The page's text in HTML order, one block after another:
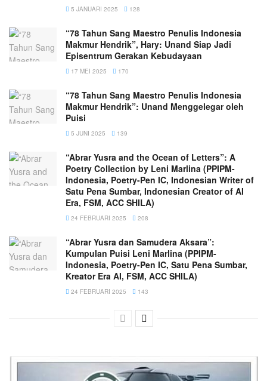
5 JANUARI 2025 128
“78 Tahun Sang Maestro Penulis Indonesia
Makmur Hendrik”, Hary: Unand Siap Jadi
Episentrum Gerakan Kebudayaan
17 MEI 2025 170
“78 Tahun Sang Maestro Penulis Indonesia
Makmur Hendrik”: Unand Menggelegar oleh
Puisi
5 JUNI 2025 139
“Abrar Yusra and the Ocean of Letters”: A
Poetry Collection by Leni Marlina (PPIPM-
Indonesia, Poetry-Pen IC, Indonesian Writer of
Satu Pena Sumbar, Indonesian Creator of AI
Era, FSM, ACC SHILA)
24 FEBRUARI 2025 208
“Abrar Yusra dan Samudera Aksara”:
Kumpulan Puisi Leni Marlina (PPIPM-
Indonesia, Poetry-Pen IC, Satu Pena Sumbar,
Kreator Era AI, FSM, ACC SHILA)
24 FEBRUARI 2025 143